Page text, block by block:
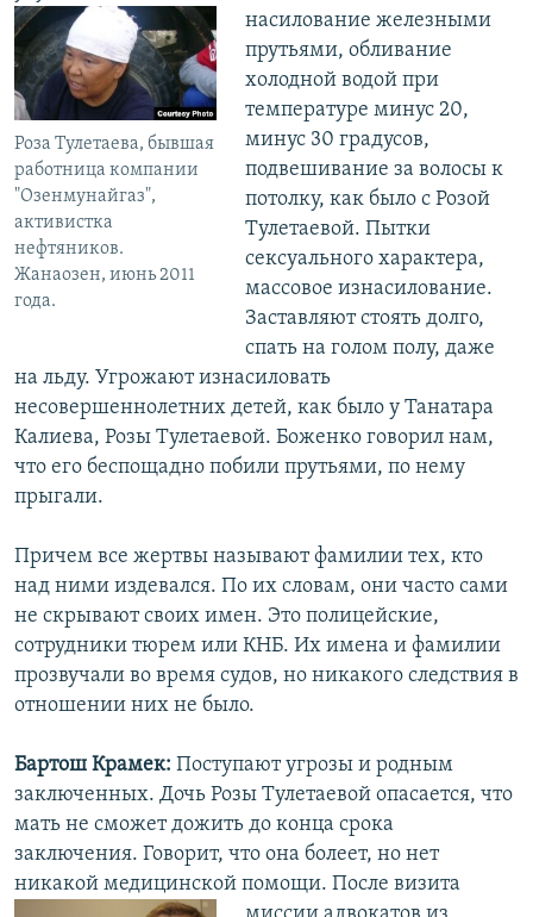
Роза Тулетаева, бывшая
работница компании
"Озенмунайгаз",
активистка
нефтяников.
Жанаозен, июнь 2011
года.
насилование железными
прутьями, обливание
холодной водой при
температуре минус 20,
минус 30 градусов,
подвешивание за волосы к
потолку, как было с Розой
Тулетаевой. Пытки
сексуального характера,
массовое изнасилование.
Заставляют стоять долго,
спать на голом полу, даже
на льду. Угрожают изнасиловать
несовершеннолетних детей, как было у Танатара
Калиева, Розы Тулетаевой. Боженко говорил нам,
что его беспощадно побили прутьями, по нему
прыгали.
Причем все жертвы называют фамилии тех, кто
над ними издевался. По их словам, они часто сами
не скрывают своих имен. Это полицейские,
сотрудники тюрем или КНБ. Их имена и фамилии
прозвучали во время судов, но никакого следствия в
отношении них не было.
Бартош Крамек: Поступают угрозы и родным
заключенных. Дочь Розы Тулетаевой опасается, что
мать не сможет дожить до конца срока
заключения. ​Говорит, что она болеет, но нет
никакой медицинской помощи. После визита